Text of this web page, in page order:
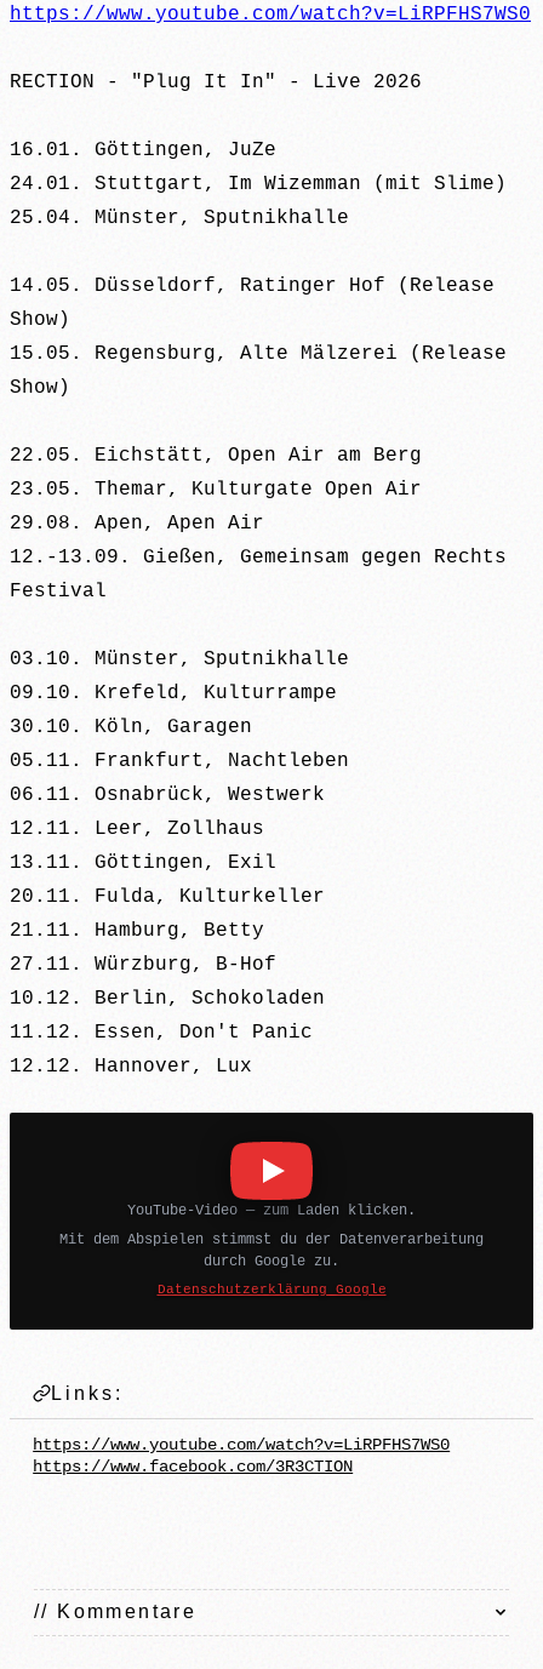
https://www.youtube.com/watch?v=LiRPFHS7WS0
RECTION - "Plug It In" - Live 2026
16.01. Göttingen, JuZe
24.01. Stuttgart, Im Wizemman (mit Slime)
25.04. Münster, Sputnikhalle
14.05. Düsseldorf, Ratinger Hof (Release
Show)
15.05. Regensburg, Alte Mälzerei (Release
Show)
22.05. Eichstätt, Open Air am Berg
23.05. Themar, Kulturgate Open Air
29.08. Apen, Apen Air
12.-13.09. Gießen, Gemeinsam gegen Rechts
Festival
03.10. Münster, Sputnikhalle
09.10. Krefeld, Kulturrampe
30.10. Köln, Garagen
05.11. Frankfurt, Nachtleben
06.11. Osnabrück, Westwerk
12.11. Leer, Zollhaus
13.11. Göttingen, Exil
20.11. Fulda, Kulturkeller
21.11. Hamburg, Betty
27.11. Würzburg, B-Hof
10.12. Berlin, Schokoladen
11.12. Essen, Don't Panic
12.12. Hannover, Lux
YouTube-Video — zum Laden klicken.
Mit dem Abspielen stimmst du der Datenverarbeitung
durch Google zu.
Datenschutzerklärung Google
Links:
https://www.youtube.com/watch?v=LiRPFHS7WS0
https://www.facebook.com/3R3CTION
// Kommentare